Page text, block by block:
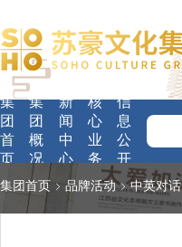
集
团
首
页
集
团
概
况
新
闻
中
心
核
心
业
务
信
息
公
开
集团首页 品牌活动 中英对话